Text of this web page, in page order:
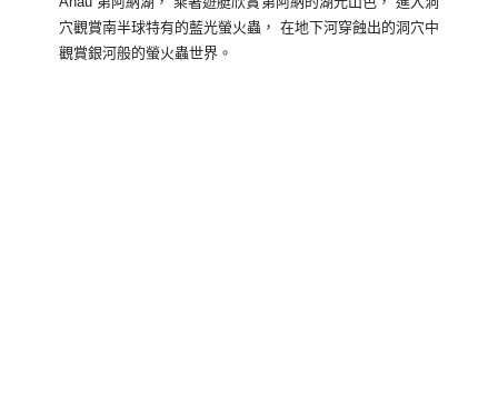
穴觀賞南半球特有的藍光螢火蟲， 在地下河穿蝕出的洞穴中
觀賞銀河般的螢火蟲世界。